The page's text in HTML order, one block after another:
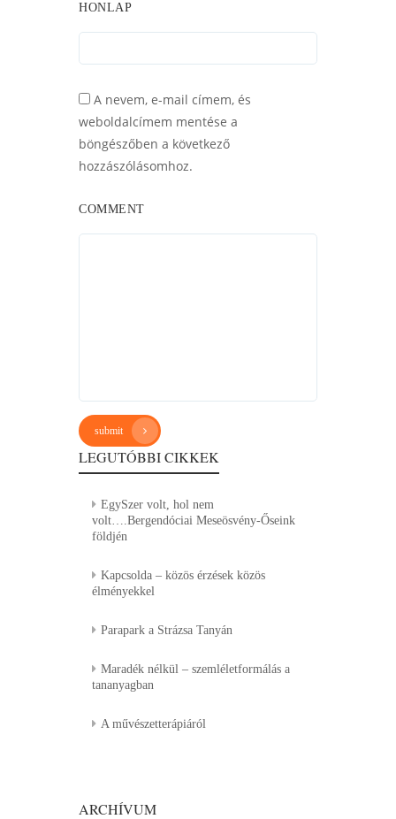
HONLAP
A nevem, e-mail címem, és
weboldalcímem mentése a
böngészőben a következő
hozzászólásomhoz.
COMMENT
submit
LEGUTÓBBI CIKKEK
EgySzer volt, hol nem
volt….Bergendóciai Meseösvény-Őseink
földjén
Kapcsolda – közös érzések közös
élményekkel
Parapark a Strázsa Tanyán
Maradék nélkül – szemléletformálás a
tananyagban
A művészetterápiáról
ARCHÍVUM